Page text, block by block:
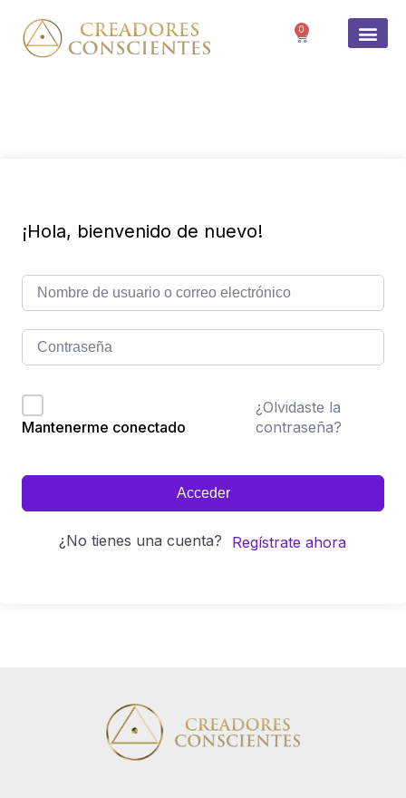
0
¡Hola, bienvenido de nuevo!
Mantenerme conectado
¿Olvidaste la
contraseña?
Acceder
¿No tienes una cuenta? Regístrate ahora